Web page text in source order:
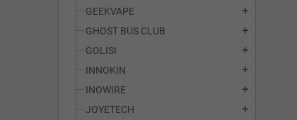
GEEKVAPE add
GHOST BUS CLUB add
GOLISI add
INNOKIN add
INOWIRE add
JOYETECH add